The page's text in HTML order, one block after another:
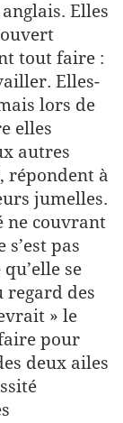
Elles
tout faire :
Elles-
lors de
elles
autres
répondent à
jumelles.
ne couvrant
pas
se
regard des
» le
pour
deux ailes